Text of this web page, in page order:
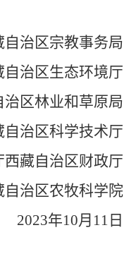
自治区宗教事务局
自治区生态环境厅
治区林业和草原局
自治区科学技术厅
西藏自治区财政厅
自治区农牧科学院
2023年10月 11 日